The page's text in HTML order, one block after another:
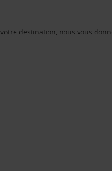
destination, nous vous